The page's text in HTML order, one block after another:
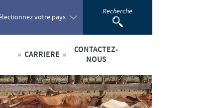
votre pays
Recherche
CARRIERE
Offres d'emploi
CONTACTEZ-
NOUS